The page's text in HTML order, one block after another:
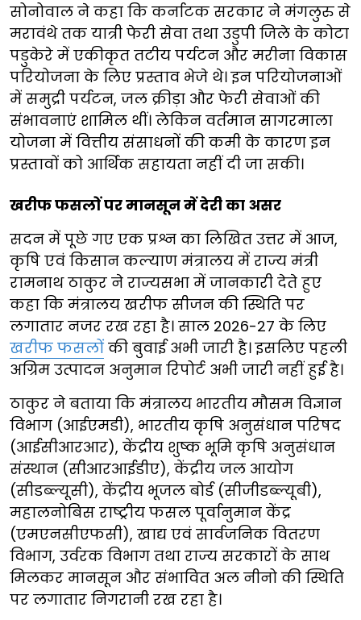
सोनोवाल ने कहा कि कर्नाटक सरकार ने मंगलुरु से
मरावंथे तक यात्री फेरी सेवा तथा उडुपी जिले के कोटा
पडुकेरे में एकीकृत तटीय पर्यटन और मरीना विकास
परियोजना के लिए प्रस्ताव भेजे थे। इन परियोजनाओं
में समुद्री पर्यटन, जल क्रीड़ा और फेरी सेवाओं की
संभावनाएं शामिल थीं। लेकिन वर्तमान सागरमाला
योजना में वित्तीय संसाधनों की कमी के कारण इन
प्रस्तावों को आर्थिक सहायता नहीं दी जा सकी।
खरीफ फसलों पर मानसून में देरी का असर
सदन में पूछे गए एक प्रश्न का लिखित उत्तर में आज,
कृषि एवं किसान कल्याण मंत्रालय में राज्य मंत्री
रामनाथ ठाकुर ने राज्यसभा में जानकारी देते हुए
कहा कि मंत्रालय खरीफ सीजन की स्थिति पर
लगातार नजर रख रहा है। साल 2026-27 के लिए
खरीफ फसलों की बुवाई अभी जारी है। इसलिए पहली
अग्रिम उत्पादन अनुमान रिपोर्ट अभी जारी नहीं हुई है।
ठाकुर ने बताया कि मंत्रालय भारतीय मौसम विज्ञान
विभाग (आईएमडी), भारतीय कृषि अनुसंधान परिषद
(आईसीआरआर), केंद्रीय शुष्क भूमि कृषि अनुसंधान
संस्थान (सीआरआईडीए), केंद्रीय जल आयोग
(सीडब्ल्यूसी), केंद्रीय भूजल बोर्ड (सीजीडब्ल्यूबी),
महालनोबिस राष्ट्रीय फसल पूर्वानुमान केंद्र
(एमएनसीएफसी), खाद्य एवं सार्वजनिक वितरण
विभाग, उर्वरक विभाग तथा राज्य सरकारों के साथ
मिलकर मानसून और संभावित अल नीनो की स्थिति
पर लगातार निगरानी रख रहा है।